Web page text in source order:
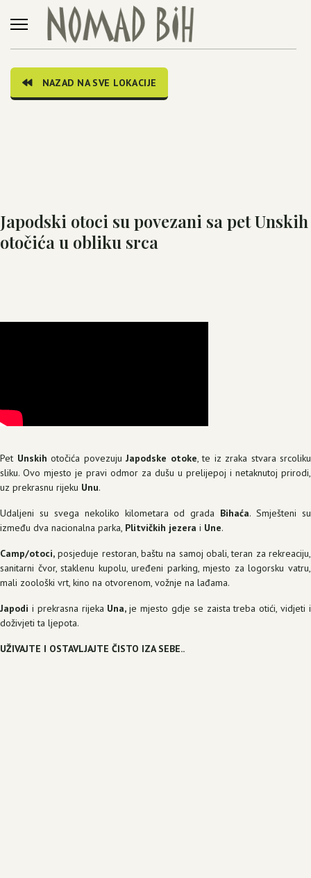
NAZAD NA SVE LOKACIJE
Japodski otoci su povezani sa pet Unskih
otočića u obliku srca
Pet Unskih otočića povezuju Japodske otoke, te iz zraka stvara srcoliku
sliku. Ovo mjesto je pravi odmor za dušu u prelijepoj i netaknutoj prirodi,
uz prekrasnu rijeku Unu.
Udaljeni su svega nekoliko kilometara od grada Bihaća. Smješteni su
između dva nacionalna parka, Plitvičkih jezera i Une.
Camp/otoci, posjeduje restoran, baštu na samoj obali, teran za rekreaciju,
sanitarni čvor, staklenu kupolu, uređeni parking, mjesto za logorsku vatru,
mali zoološki vrt, kino na otvorenom, vožnje na lađama.
Japodi i prekrasna rijeka Una,je mjesto gdje se zaista treba otići, vidjeti i
doživjeti ta ljepota.
UŽIVAJTE I OSTAVLJAJTE ČISTO IZA SEBE..